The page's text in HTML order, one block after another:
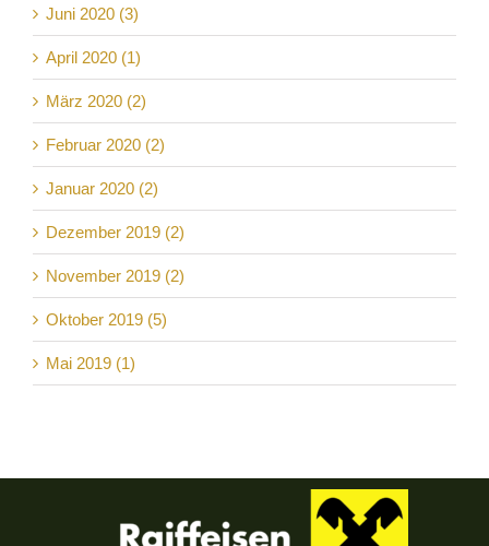
Juni 2020 (3)
April 2020 (1)
März 2020 (2)
Februar 2020 (2)
Januar 2020 (2)
Dezember 2019 (2)
November 2019 (2)
Oktober 2019 (5)
Mai 2019 (1)